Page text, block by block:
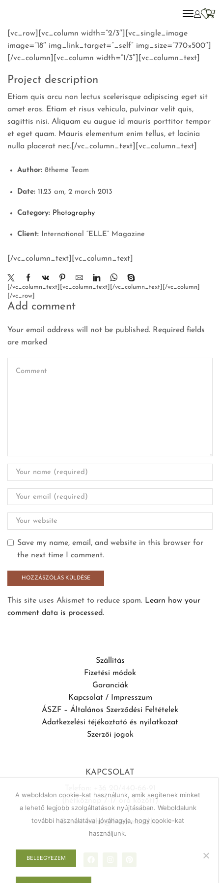
[vc_row][vc_column width=”2/3″][vc_single_image
image=”18″ img_link_target=”_self” img_size=”770×500″]
[/vc_column][vc_column width=”1/3″][vc_column_text]
Project description
Etiam quis arcu non lectus scelerisque adipiscing eget sit
amet eros. Etiam et risus vehicula, pulvinar velit quis,
sagittis nisi. Aliquam eu augue id mauris porttitor tempor
et eget quam. Mauris elementum enim tellus, et lacinia
nulla placerat nec.[/vc_column_text][vc_column_text]
Author: 8theme Team
Date: 11.23 am, 2 march 2013
Category: Photography
Client: International “ELLE” Magazine
[/vc_column_text][vc_column_text]
[/vc_column_text][vc_column_text][/vc_column_text][/vc_column]
[/vc_row]
Add comment
Your email address will not be published. Required fields
are marked
Save my name, email, and website in this browser for
the next time I comment.
This site uses Akismet to reduce spam. Learn how your
comment data is processed.
Szállítás
Fizetési módok
Garanciák
Kapcsolat / Impresszum
ÁSZF – Általános Szerződési Feltételek
Adatkezelési téjékoztató és nyilatkozat
Szerzői jogok
KAPCSOLAT
(hétköznap 7-17 óra között)
E-mail:haho@freshmood.hu
A weboldalon cookie-kat használunk, amik segítenek minket
a lehető legjobb szolgáltatások nyújtásában. Weboldalunk
további használatával jóváhagyja, hogy cookie-kat
használjunk.
BELEEGYEZEM